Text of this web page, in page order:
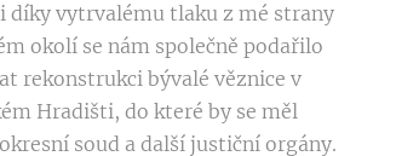
díky vytrvalému tlaku z mé strany
okolí se nám společně podařilo
rekonstrukci bývalé věznice v
Hradišti, do které by se měl
soud a další justiční orgány.